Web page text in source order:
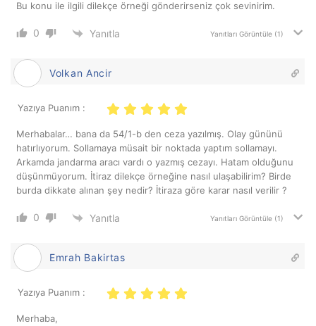
Bu konu ile ilgili dilekçe örneği gönderirseniz çok sevinirim.
0 Yanıtla Yanıtları Görüntüle (1)
Volkan Ancir
Yazıya Puanım :
Merhabalar… bana da 54/1-b den ceza yazılmış. Olay gününü
hatırlıyorum. Sollamaya müsait bir noktada yaptım sollamayı.
Arkamda jandarma aracı vardı o yazmış cezayı. Hatam olduğunu
düşünmüyorum. İtiraz dilekçe örneğine nasıl ulaşabilirim? Birde
burda dikkate alınan şey nedir? İtiraza göre karar nasıl verilir ?
0 Yanıtla Yanıtları Görüntüle (1)
Emrah Bakirtas
Yazıya Puanım :
Merhaba,